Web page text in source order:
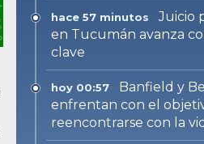
hace 57 minutos
Juicio
en Tucumán avanza
clave
hoy 00:57
Banfield y
enfrentan con el
reencontrarse con la